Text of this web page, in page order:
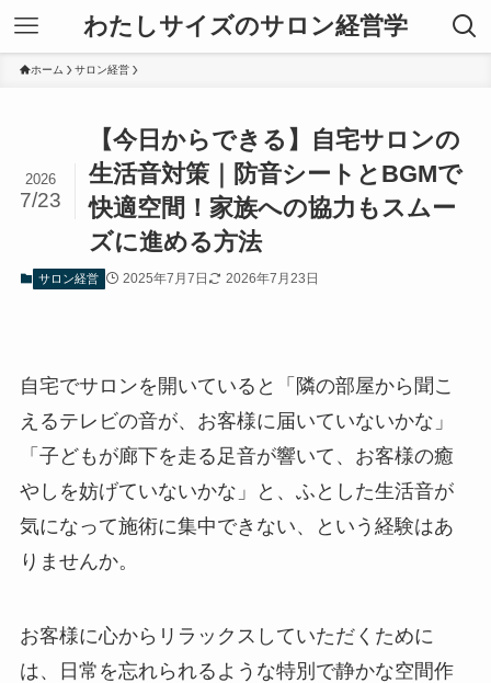
わたしサイズのサロン経営学
ホーム サロン経営
【今日からできる】自宅サロンの
生活音対策｜防音シートとBGMで
快適空間！家族への協力もスムー
ズに進める方法
2026
7/23
サロン経営 2025年7月7日 2026年7月23日
自宅でサロンを開いていると「隣の部屋から聞こ
えるテレビの音が、お客様に届いていないかな」
「子どもが廊下を走る足音が響いて、お客様の癒
やしを妨げていないかな」と、ふとした生活音が
気になって施術に集中できない、という経験はあ
りませんか。
お客様に心からリラックスしていただくために
は、日常を忘れられるような特別で静かな空間作